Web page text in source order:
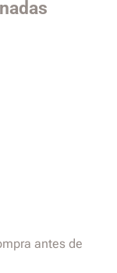
antes de